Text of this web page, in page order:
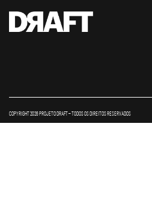
COPYRIGHT 2026 PROJETO DRAFT – TODOS OS DIREITOS RESERVADOS